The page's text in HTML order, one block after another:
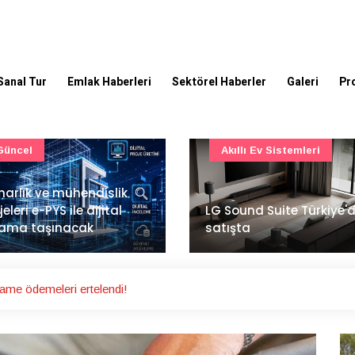
Tur Emlak Haberleri Sektörel Haberler Galeri
Suite Türkiye'de
Ev Sistemleri
İstanbul Havalimanı'nın
ana pistinde sona doğru
Ulaşım
ödemeleri ertelendi!